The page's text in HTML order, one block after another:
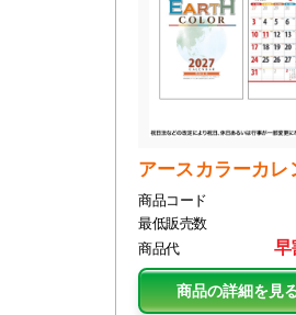
アースカラーカレ
商品コード
最低販売数
商品代
早
商品の詳細を見